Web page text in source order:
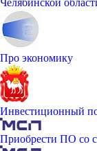
Про экономику
Инвестиционный
Приобрести ПО со